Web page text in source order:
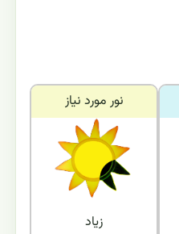
نور مورد نياز
زیاد